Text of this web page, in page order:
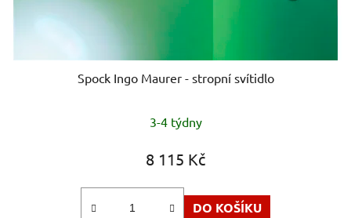
Spock Ingo Maurer - stropní svítidlo
3-4 týdny
8 115 Kč
DO KOŠÍKU